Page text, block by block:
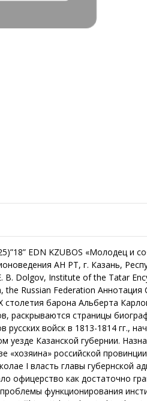
очень весомой и потому основным источником формирования кадров высшего звена на местах стало офицерство как достаточно грамотный класс, имеющий опыт военно-административного управления. На примере Казанского края раскрываются проблемы функционирования института губернаторства в России первой трети XIX в., дается характеристика одному из его представителей. Abstract This article is devoted to the study of the life and work of the Kazan governor of the Nikolaev era of the second quarter of the XIX century, Baron Albert Karlovich Pirkh. Based on the analysis and introduction into a wide scientific circulation of the various sources, including archival, as well as literature, the author of this article describes the pages of the biography of this typical representative of his time – the hero of the Patriotic War of 1812 and the foreign campaigns of the Russian troops in 1813-1814, the head of the Kazan garrison and the head of the region in 1830-1831, the organizer of an exemplary economy in the Spassky district of the Kazan province. The appointment to the post of the governor was a responsible act of the central government, because by who appeared as the «master» of the Russian province, noble and urban society judged the policy of the state with respect to its territory. Under Nicholas I, the power of the head of the provincial administration was very large and therefore the main source of the formation of top-level cadres in the localities was the officer corps as a fairly literate class with experience in military administration. On the example of the Kazan region, the problems of the functioning of the institution of governorship in Russia in the first third of the XIXth century are revealed, also the author of this article gives a description to one of its representatives. Ключевые слова Альберт Карлович Пирх, Российская империя, Казанская губерния, Спасский уезд, Казань, генеалогия, институт губернаторства, казанский губернатор. Keywords Albert Karlovich Pirkh, the Russian Empire, the Kazan province, the Spassky district, Kazan, genealogy, institute of governorship, the Kazan governor. Род Пирхов известен в России с XVIII столетия. Альберт (Алфер) родился в 1790 г. в Санкт-Петербурге в семье барона Карла Франца Альбрехта Пирха (1745-1791) и Елены Ивановны, урожденной Фредерикс, и являлся их младшим сыном1.